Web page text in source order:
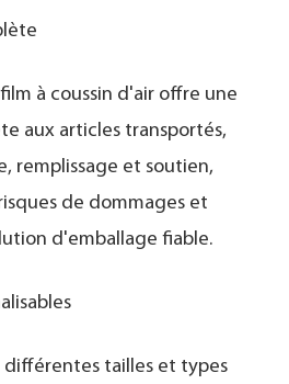
à coussin d'air offre une
aux articles transportés,
remplissage et soutien,
de dommages et
d'emballage fiable.
différentes tailles et types